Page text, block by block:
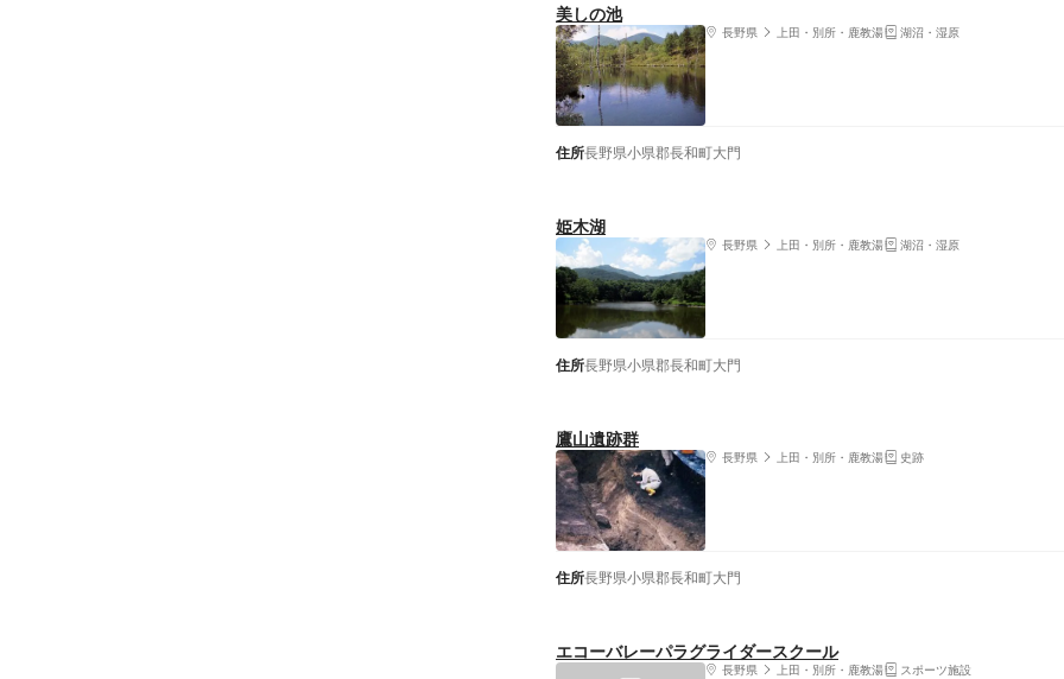
美しの池
長野県 上田・別所・鹿教湯 湖沼・湿原
住所長野県小県郡長和町大門
姫木湖
長野県 上田・別所・鹿教湯 湖沼・湿原
住所長野県小県郡長和町大門
鷹山遺跡群
長野県 上田・別所・鹿教湯 史跡
住所長野県小県郡長和町大門
エコーバレーパラグライダースクール
長野県 上田・別所・鹿教湯 スポーツ施設